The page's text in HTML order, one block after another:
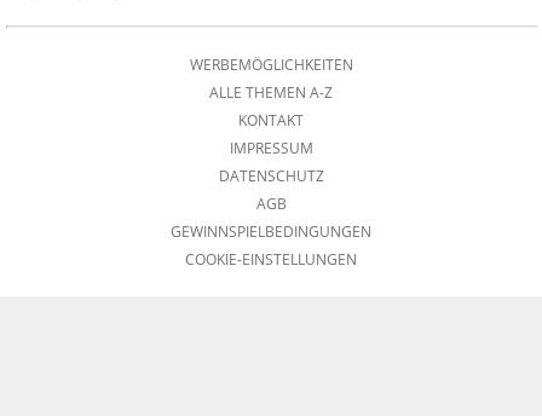
WERBEMÖGLICHKEITEN
ALLE THEMEN A-Z
KONTAKT
IMPRESSUM
DATENSCHUTZ
AGB
GEWINNSPIELBEDINGUNGEN
COOKIE-EINSTELLUNGEN